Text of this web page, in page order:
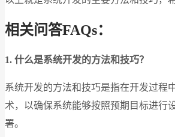
相关问答FAQs：
1. 什么是系统开发的方法和技巧？
系统开发的方法和技巧是指在开发过程
术，以确保系统能够按照预期目标进行
署。